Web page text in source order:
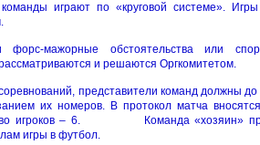
играют по «круговой системе».
форс-мажорные обстоятельства или
и решаются Оргкомитетом.
представители команд должны
их номеров. В протокол матча
игроков – 6. Команда «хозяин»
игры в футбол.